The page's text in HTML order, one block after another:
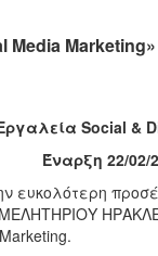
Media
Social &
Έναρξη 22/02/